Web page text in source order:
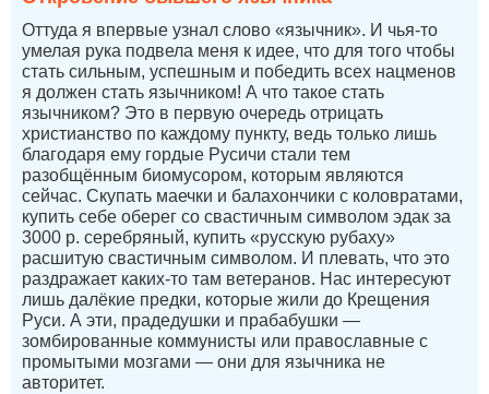
Оттуда я впервые узнал слово «язычник». И чья-то
умелая рука подвела меня к идее, что для того чтобы
стать сильным, успешным и победить всех нацменов
я должен стать язычником! А что такое стать
язычником? Это в первую очередь отрицать
христианство по каждому пункту, ведь только лишь
благодаря ему гордые Русичи стали тем
разобщённым биомусором, которым являются
сейчас. Скупать маечки и балахончики с коловратами,
купить себе оберег со свастичным символом эдак за
3000 р. серебряный, купить «русскую рубаху»
расшитую свастичным символом. И плевать, что это
раздражает каких-то там ветеранов. Нас интересуют
лишь далёкие предки, которые жили до Крещения
Руси. А эти, прадедушки и прабабушки —
зомбированные коммунисты или православные с
промытыми мозгами — они для язычника не
авторитет.